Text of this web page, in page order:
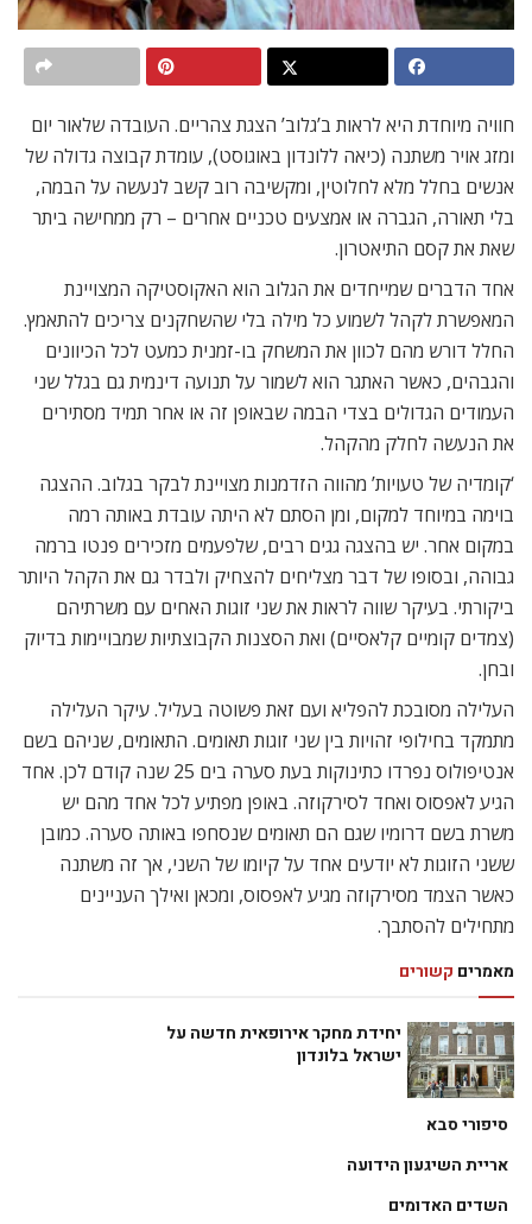
חוויה מיוחדת היא לראות ב’גלוב’ הצגת צהריים. העובדה שלאור יום
ומזג אויר משתנה (כיאה ללונדון באוגוסט), עומדת קבוצה גדולה של
אנשים בחלל מלא לחלוטין, ומקשיבה רוב קשב לנעשה על הבמה,
בלי תאורה, הגברה או אמצעים טכניים אחרים – רק ממחישה ביתר
שאת את קסם התיאטרון.
אחד הדברים שמייחדים את הגלוב הוא האקוסטיקה המצויינת
המאפשרת לקהל לשמוע כל מילה בלי שהשחקנים צריכים להתאמץ.
החלל דורש מהם לכוון את המשחק בו-זמנית כמעט לכל הכיוונים
והגבהים, כאשר האתגר הוא לשמור על תנועה דינמית גם בגלל שני
העמודים הגדולים בצדי הבמה שבאופן זה או אחר תמיד מסתירים
את הנעשה לחלק מהקהל.
‘קומדיה של טעויות’ מהווה הזדמנות מצויינת לבקר בגלוב. ההצגה
בוימה במיוחד למקום, ומן הסתם לא היתה עובדת באותה רמה
במקום אחר. יש בהצגה גגים רבים, שלפעמים מזכירים פנטו ברמה
גבוהה, ובסופו של דבר מצליחים להצחיק ולבדר גם את הקהל היותר
ביקורתי. בעיקר שווה לראות את שני זוגות האחים עם משרתיהם
(צמדים קומיים קלאסיים) ואת הסצנות הקבוצתיות שמבויימות בדיוק
ובחן.
העלילה מסובכת להפליא ועם זאת פשוטה בעליל. עיקר העלילה
מתמקד בחילופי זהויות בין שני זוגות תאומים. התאומים, שניהם בשם
אנטיפולוס נפרדו כתינוקות בעת סערה בים 25 שנה קודם לכן. אחד
הגיע לאפסוס ואחד לסירקוזה. באופן מפתיע לכל אחד מהם יש
משרת בשם דרומיו שגם הם תאומים שנסחפו באותה סערה. כמובן
ששני הזוגות לא יודעים אחד על קיומו של השני, אך זה משתנה
כאשר הצמד מסירקוזה מגיע לאפסוס, ומכאן ואילך העניינים
מתחילים להסתבך.
מאמרים קשורים
יחידת מחקר אירופאית חדשה על
ישראל בלונדון
סיפורי סבא
אריית השיגעון הידועה
השדים האדומים